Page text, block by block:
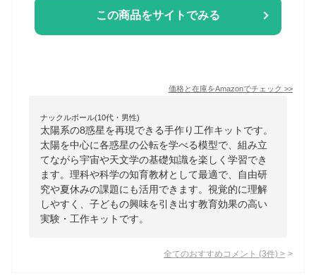
この商品をサイトでみる
価格と在庫をAmazonでチェック >>
ナックルボール(10代・男性)
太陽系の8惑星を再現できる手作り工作キットです。
太陽を中心に各惑星の公転を学べる模型で、組み立
てながら宇宙や天文学の基礎知識を楽しく学習でき
ます。理科や科学の知育教材として最適で、自由研
究や夏休みの課題にも活用できます。視覚的に理解
しやすく、子どもの興味を引き出す教育効果の高い
実験・工作キットです。
全てのおすすめコメント (3件) >